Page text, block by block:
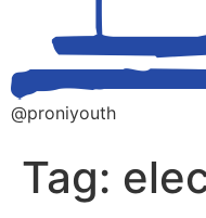
@proniyouth
Tag: